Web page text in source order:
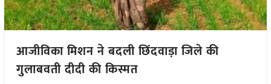
आजीविका मिशन ने बदली छिंदवाड़ा जिले की
गुलाबवती दीदी की किस्मत